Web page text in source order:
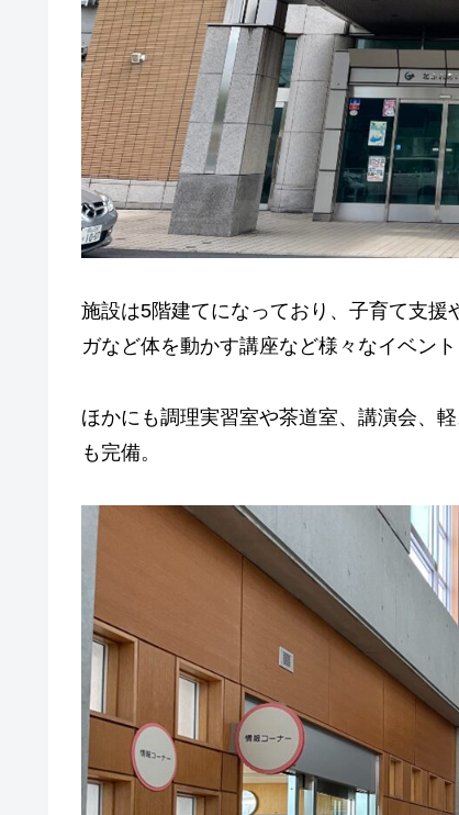
施設は5階建てになっており、子育て支
ガなど体を動かす講座など様々なイベント
ほかにも調理実習室や茶道室、講演会、
も完備。